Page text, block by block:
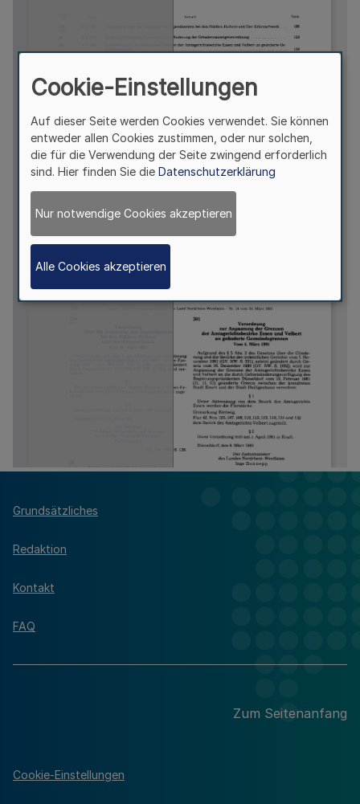
Grundsätzliches
Redaktion
Kontakt
FAQ
Zum Seitenanfang
Cookie-Einstellungen
Cookie-Einstellungen
Auf dieser Seite werden Cookies verwendet. Sie können
entweder allen Cookies zustimmen, oder nur solchen,
die für die Verwendung der Seite zwingend erforderlich
sind. Hier finden Sie die Datenschutzerklärung
Nur notwendige Cookies akzeptieren
Alle Cookies akzeptieren